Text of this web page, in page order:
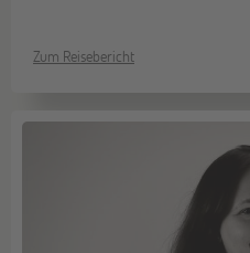
Zum Reisebericht